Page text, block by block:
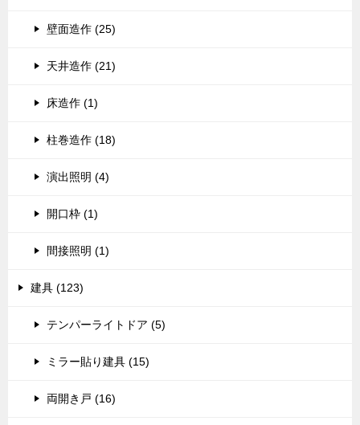
壁面造作 (25)
天井造作 (21)
床造作 (1)
柱巻造作 (18)
演出照明 (4)
開口枠 (1)
間接照明 (1)
建具 (123)
テンパーライトドア (5)
ミラー貼り建具 (15)
両開き戸 (16)